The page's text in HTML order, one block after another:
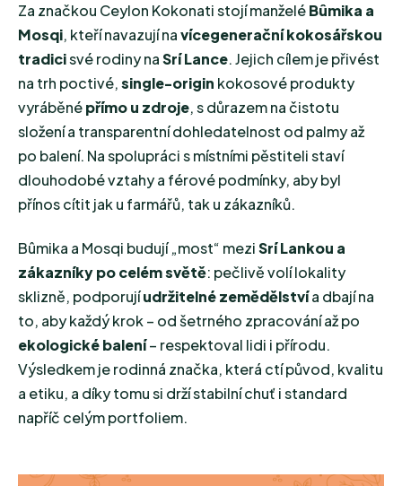
Za značkou Ceylon Kokonati stojí manželéBûmika a
Mosqi, kteří navazují navícegenerační kokosářskou
tradicisvé rodiny naSrí Lance. Jejich cílem je přivést
na trh poctivé,single-origin kokosové produkty
vyráběnépřímo u zdroje, s důrazem na čistotu
složení a transparentní dohledatelnost od palmy až
po balení. Na spolupráci s místními pěstiteli staví
dlouhodobé vztahy a férové podmínky, aby byl
přínos cítit jak u farmářů, tak u zákazníků.
Bûmika a Mosqi budují „most“ meziSrí Lankou a
zákazníky po celém světě: pečlivě volí lokality
sklizně, podporujíudržitelné zemědělstvía dbají na
to, aby každý krok – od šetrného zpracování až po
ekologické balení– respektoval lidi i přírodu.
Výsledkem je rodinná značka, která ctí původ, kvalitu
a etiku, a díky tomu si drží stabilní chuť i standard
napříč celým portfoliem.